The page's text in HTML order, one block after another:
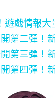
戲情報大
第二彈！
第三彈！
第四彈！